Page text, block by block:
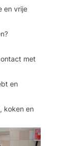
en vrije
met
en
koken en